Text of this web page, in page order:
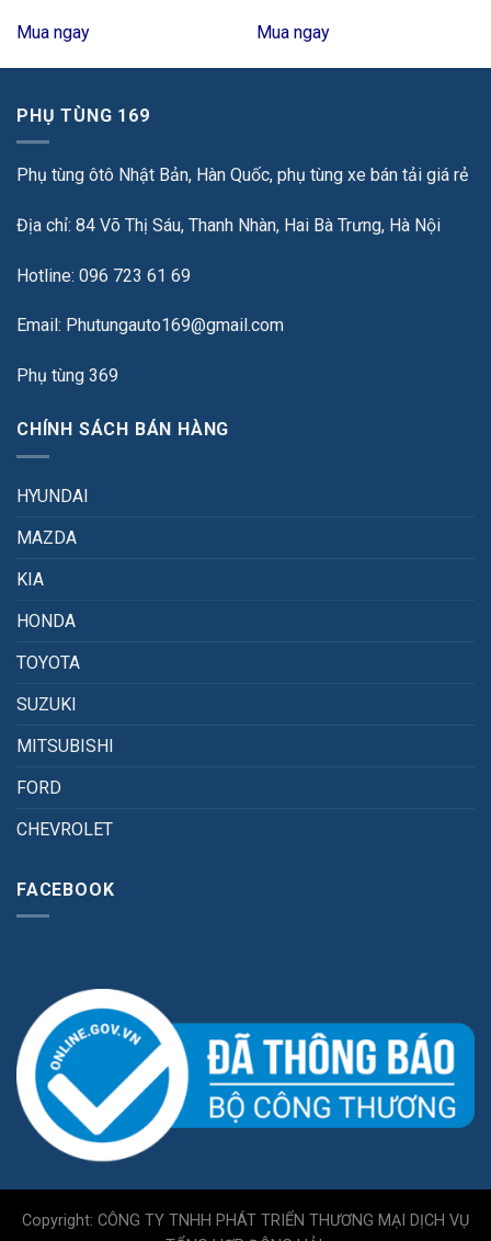
Mua ngay Mua ngay
PHỤ TÙNG 169
Phụ tùng ôtô Nhật Bản, Hàn Quốc, phụ tùng xe bán tải giá rẻ
Địa chỉ: 84 Võ Thị Sáu, Thanh Nhàn, Hai Bà Trưng, Hà Nội
Hotline: 096 723 61 69
Email: Phutungauto169@gmail.com
Phụ tùng 369
CHÍNH SÁCH BÁN HÀNG
HYUNDAI
MAZDA
KIA
HONDA
TOYOTA
SUZUKI
MITSUBISHI
FORD
CHEVROLET
FACEBOOK
Copyright: CÔNG TY TNHH PHÁT TRIỂN THƯƠNG MẠI DỊCH VỤ